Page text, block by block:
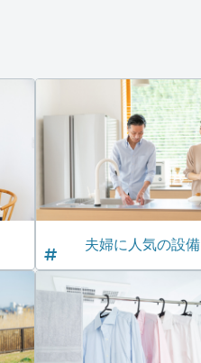
夫婦に人気の設備